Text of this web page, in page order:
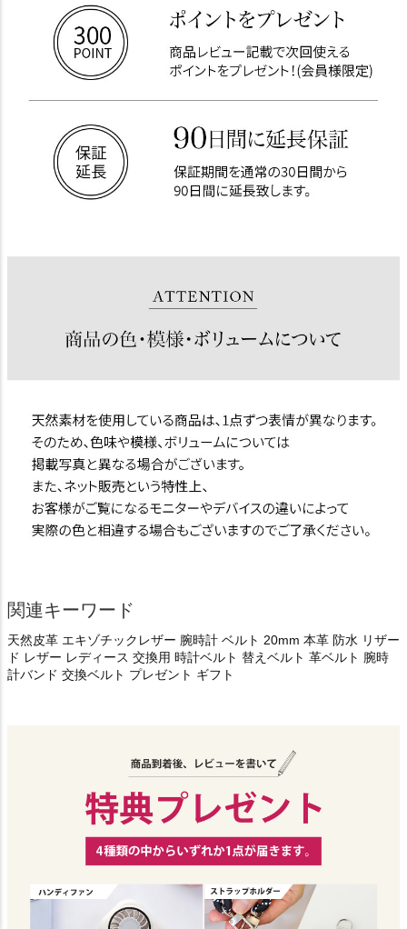
関連キーワード
天然皮革 エキゾチックレザー 腕時計 ベルト 20mm 本革 防水 リザー
ド レザー レディース 交換用 時計ベルト 替えベルト 革ベルト 腕時
計バンド 交換ベルト プレゼント ギフト